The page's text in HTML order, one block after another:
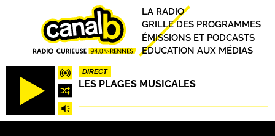
DIRECT
LES PLAGES MUSICALES
Principal
LA RADIO
GRILLE DES PROGRAMMES
ÉMISSIONS ET PODCASTS
EDUCATION AUX MÉDIAS